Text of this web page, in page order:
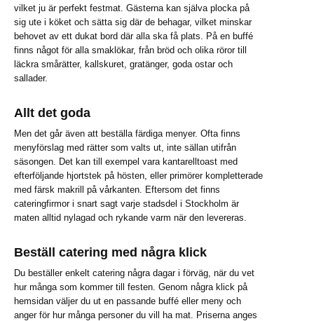
vilket ju är perfekt festmat. Gästerna kan själva plocka på
sig ute i köket och sätta sig där de behagar, vilket minskar
behovet av ett dukat bord där alla ska få plats. På en buffé
finns något för alla smaklökar, från bröd och olika röror till
läckra smårätter, kallskuret, gratänger, goda ostar och
sallader.
Allt det goda
Men det går även att beställa färdiga menyer. Ofta finns
menyförslag med rätter som valts ut, inte sällan utifrån
säsongen. Det kan till exempel vara kantarelltoast med
efterföljande hjortstek på hösten, eller primörer kompletterade
med färsk makrill på vårkanten. Eftersom det finns
cateringfirmor i snart sagt varje stadsdel i Stockholm är
maten alltid nylagad och rykande varm när den levereras.
Beställ catering med några klick
Du beställer enkelt catering några dagar i förväg, när du vet
hur många som kommer till festen. Genom några klick på
hemsidan väljer du ut en passande buffé eller meny och
anger för hur många personer du vill ha mat. Priserna anges